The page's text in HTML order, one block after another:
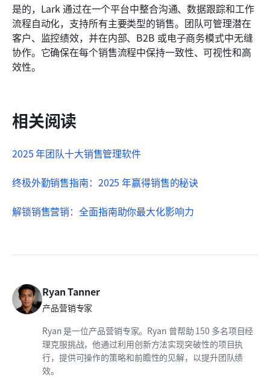
是的，Lark 通过在一个平台中整合沟通、数据跟踪和工作
流程自动化，支持所有主要类型的销售。团队可管理潜在
客户、监控绩效，并在内部、B2B 或电子商务模式中无缝
协作。它确保在每个销售流程中保持一致性、可视性和高
效性。
相关阅读
2025 年团队十大销售管理软件
终极外勤销售指南：2025 年赢得销售的秘诀
解锁销售营销：全面指南助你最大化影响力
Ryan Tanner
产品营销专家
Ryan 是一位产品营销专家。Ryan 曾帮助 150 多名项目经
理克服挑战，他通过利用创新方法实现突破性的项目执
行，提供可操作的策略和前瞻性的见解，以提升团队绩
效。